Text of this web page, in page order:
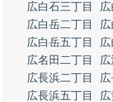
広白石三丁目
広白岳二丁目
広白岳五丁目
広名田二丁目
広長浜二丁目
広長浜五丁目